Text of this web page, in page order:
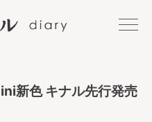
新色 キナル先行発売